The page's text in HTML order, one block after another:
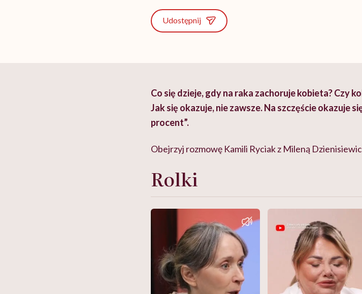
Udostępnij
Co się dzieje, gdy na raka zachoruje kobieta? Czy
Jak się okazuje, nie zawsze. Na szczęście okazuje
procent”.
Obejrzyj rozmowę Kamili Ryciak z Mileną
Rolki